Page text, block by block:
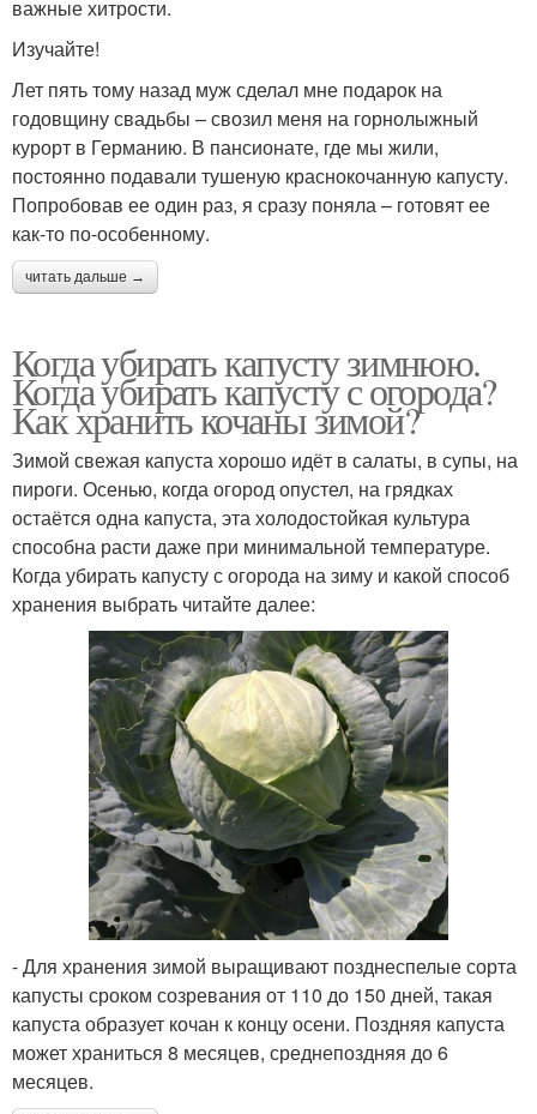
важные хитрости.
Изучайте!
Лет пять тому назад муж сделал мне подарок на
годовщину свадьбы – свозил меня на горнолыжный
курорт в Германию. В пансионате, где мы жили,
постоянно подавали тушеную краснокочанную капусту.
Попробовав ее один раз, я сразу поняла – готовят ее
как-то по-особенному.
читать дальше →
Когда убирать капусту зимнюю.
Когда убирать капусту с огорода?
Как хранить кочаны зимой?
Зимой свежая капуста хорошо идёт в салаты, в супы, на
пироги. Осенью, когда огород опустел, на грядках
остаётся одна капуста, эта холодостойкая культура
способна расти даже при минимальной температуре.
Когда убирать капусту с огорода на зиму и какой способ
хранения выбрать читайте далее:
- Для хранения зимой выращивают позднеспелые сорта
капусты сроком созревания от 110 до 150 дней, такая
капуста образует кочан к концу осени. Поздняя капуста
может храниться 8 месяцев, среднепоздняя до 6
месяцев.